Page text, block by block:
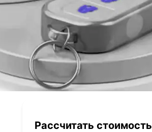
Рассчитать стоимость